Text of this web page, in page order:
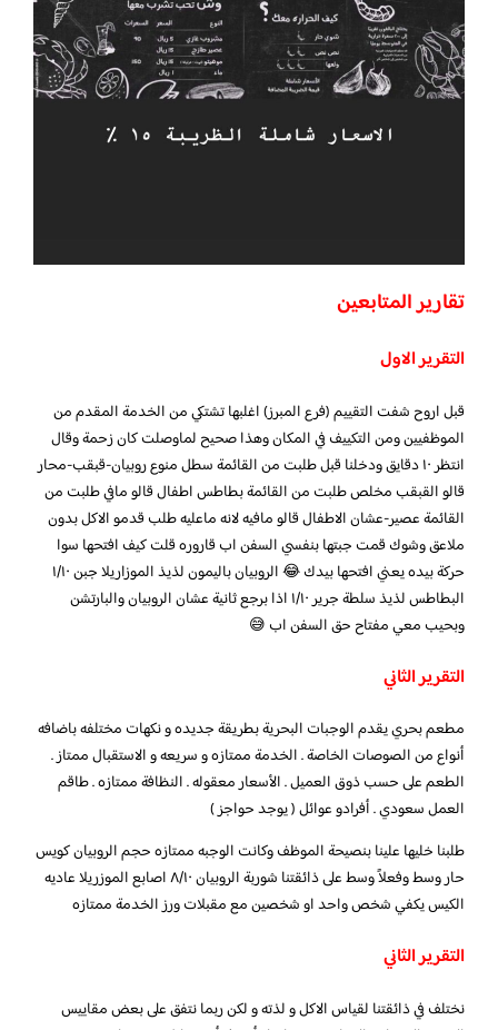
تقارير المتابعين
التقرير الاول
قبل اروح شفت التقييم (فرع المبرز) اغلبها تشتكي من الخدمة المقدم من
الموظفيين ومن التكييف في المكان وهذا صحيح لماوصلت كان زحمة وقال
انتظر ١٠ دقايق ودخلنا قبل طلبت من القائمة سطل منوع روبيان-قبقب-محار
قالو القبقب مخلص طلبت من القائمة بطاطس اطفال قالو مافي طلبت من
القائمة عصير-عشان الاطفال قالو مافيه لانه ماعليه طلب قدمو الاكل بدون
ملاعق وشوك قمت جبتها بنفسي السفن اب قاروره قلت كيف افتحها سوا
حركة بيده يعني افتحها بيدك 😂 الروبيان باليمون لذيذ الموزاريلا جبن ١/١٠
البطاطس لذيذ سلطة جرير ١/١٠ اذا برجع ثانية عشان الروبيان والبارتشن
وبحيب معي مفتاح حق السفن اب 😅
التقرير الثاني
مطعم بحري يقدم الوجبات البحرية بطريقة جديده و نكهات مختلفه باضافه
أنواع من الصوصات الخاصة . الخدمة ممتازه و سريعه و الاستقبال ممتاز .
الطعم على حسب ذوق العميل . الأسعار معقوله . النظافة ممتازه . طاقم
العمل سعودي . أفرادو عوائل ( يوجد حواجز )
طلبنا خليها علينا بنصيحة الموظف وكانت الوجبه ممتازه حجم الروبيان كويس
حار وسط وفعلاً وسط على ذائقتنا شوربة الروبيان ٨/١٠ اصابع الموزريلا عاديه
الكيس يكفي شخص واحد او شخصين مع مقبلات ورز الخدمة ممتازه
التقرير الثاني
نختلف في ذائقتنا لقياس الاكل و لذته و لكن ربما نتفق على بعض مقاييس